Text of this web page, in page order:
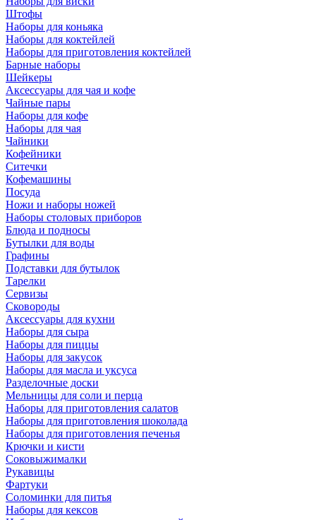
Штофы
Наборы для коньяка
Наборы для коктейлей
Наборы для приготовления коктейлей
Барные наборы
Шейкеры
Аксессуары для чая и кофе
Чайные пары
Наборы для кофе
Наборы для чая
Чайники
Кофейники
Ситечки
Кофемашины
Посуда
Ножи и наборы ножей
Наборы столовых приборов
Блюда и подносы
Бутылки для воды
Графины
Подставки для бутылок
Тарелки
Сервизы
Сковороды
Аксессуары для кухни
Наборы для сыра
Наборы для пиццы
Наборы для закусок
Наборы для масла и уксуса
Разделочные доски
Мельницы для соли и перца
Наборы для приготовления салатов
Наборы для приготовления шоколада
Наборы для приготовления печенья
Крючки и кисти
Соковыжималки
Рукавицы
Фартуки
Соломинки для питья
Наборы для кексов